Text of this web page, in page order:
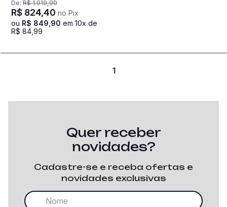
Dourado
De: R$ 1.019,90
R$ 824,40 no Pix
ou R$ 849 90 em 10x de
R$ 84 99
1
Quer receber
novidades?
Cadastre-se e receba ofertas e
novidades exclusivas